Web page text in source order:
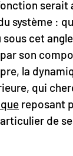
serait
système :
cet
son
la
qui
reposant
de